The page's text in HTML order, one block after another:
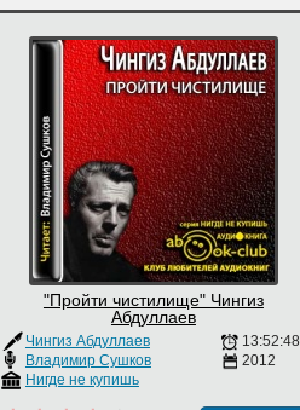
"Пройти чистилище" Чингиз
Абдуллаев
Чингиз Абдуллаев
Владимир Сушков
Нигде не купишь
13:52:48
2012